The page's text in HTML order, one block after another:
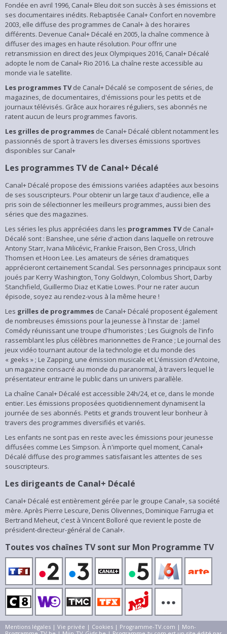
Fondée en avril 1996, Canal+ Bleu doit son succès à ses émissions et
ses documentaires inédits. Rebaptisée Canal+ Confort en novembre
2003, elle diffuse des programmes de Canal+ à des horaires
différents. Devenue Canal+ Décalé en 2005, la chaîne commence à
diffuser des images en haute résolution. Pour offrir une
retransmission en direct des Jeux Olympiques 2016, Canal+ Décalé
adopte le nom de Canal+ Rio 2016. La chaîne reste accessible au
monde via le satellite.
Les programmes TVde Canal+ Décalé se composent de séries, de
magazines, de documentaires, d'émissions pour les petits et de
journaux télévisés. Grâce aux horaires réguliers, ses abonnés ne
ratent aucun de leurs programmes favoris.
Les grilles de programmes de Canal+ Décalé ciblent notamment les
passionnés de sport à travers les diverses émissions sportives
disponibles sur Canal+
Les programmes TV de Canal+ Décalé
Canal+ Décalé propose des émissions variées adaptées aux besoins
de ses souscripteurs. Pour obtenir un large taux d'audience, elle a
pris soin de sélectionner les meilleurs programmes, aussi bien des
séries que des magazines.
Les séries les plus appréciées dans les programmes TVde Canal+
Décalé sont : Banshee, une série d'action dans laquelle on retrouve
Antony Starr, Ivana Milicévic, Frankie Fraison, Ben Cross, Ulrich
Thomsen et Hoon Lee. Les amateurs de séries dramatiques
apprécieront certainement Scandal. Ses personnages principaux sont
joués par Kerry Washington, Tony Goldwyn, Colombus Short, Darby
Stanchfield, Guillermo Diaz et Katie Lowes. Pour ne rater aucun
épisode, soyez au rendez-vous à la même heure !
Les grilles de programmes de Canal+ Décalé proposent également
de nombreuses émissions pour la jeunesse à l'instar de : Jamel
Comédy réunissant une troupe d'humoristes ; Les Guignols de l'info
rassemblant les plus célèbres marionnettes de France ; Le journal des
jeux vidéo tournant autour de la technologie et du monde des
« geeks » ; Le Zapping, une émission musicale et L'émission d'Antoine,
un magazine consacré au monde du paranormal, à travers lequel le
présentateur entraine le public dans un univers parallèle.
La chaîne Canal+ Décalé est accessible 24h/24, et ce, dans le monde
entier. Les émissions proposées quotidiennement dynamisent la
journée de ses abonnés. Petits et grands trouvent leur bonheur à
travers des programmes diversifiés et variés.
Les enfants ne sont pas en reste avec les émissions pour jeunesse
diffusées comme Les Simpson. À n'importe quel moment, Canal+
Décalé diffuse des programmes satisfaisant les attentes de ses
souscripteurs.
Les dirigeants de Canal+ Décalé
Canal+ Décalé est entièrement gérée par le groupe Canal+, sa société
mère. Après Pierre Lescure, Denis Olivennes, Dominique Farrugia et
Bertrand Meheut, c'est à Vincent Bolloré que revient le poste de
président-directeur-général de Canal+.
Toutes vos chaînes TV sont sur Mon Programme TV
Mentions légales | Vie privée | Cookies | Programme-TV.com | Mon-